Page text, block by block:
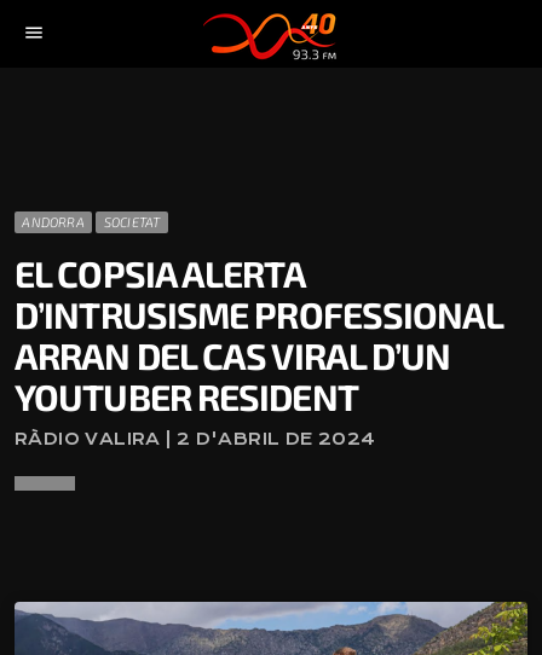
menu
ANDORRA SOCIETAT
EL COPSIA ALERTA
D’INTRUSISME PROFESSIONAL
ARRAN DEL CAS VIRAL D’UN
YOUTUBER RESIDENT
RÀDIO VALIRA | 2 D'ABRIL DE 2024